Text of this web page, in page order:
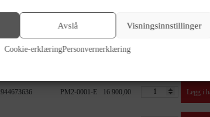
Avslå Visningsinnstillinger
Cookie-erklæringPersonvernerklæring
Varenummer
Legg i
944673636 PM2-0001-E 16 900,00 Legg i